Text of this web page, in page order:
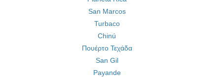
San Marcos
Turbaco
Chinú
Πουέρτο Τεχάδα
San Gil
Payande